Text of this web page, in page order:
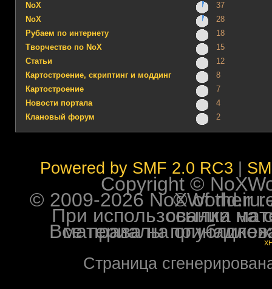
NoX
37
NoX
28
Рубаем по интернету
18
Творчество по NoX
15
Статьи
12
Картостроение, скриптинг и моддинг
8
Картостроение
7
Новости портала
4
Клановый форум
2
Powered by SMF 2.0 RC3
Copyright ©
© 2009-2026 NoXWorld.ru. All
При использовании
Все права на опубликованные на форуме
Страница